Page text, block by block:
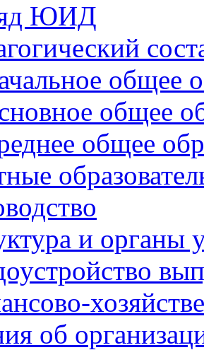
ЮИД
общее
общее
общее
и органы
об